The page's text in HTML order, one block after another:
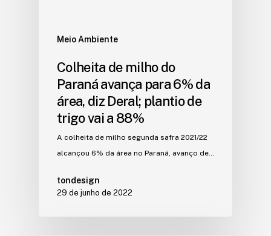
Meio Ambiente
Colheita de milho do
Paraná avança para 6% da
área, diz Deral; plantio de
trigo vai a 88%
A colheita de milho segunda safra 2021/22
alcançou 6% da área no Paraná, avanço de…
tondesign
29 de junho de 2022